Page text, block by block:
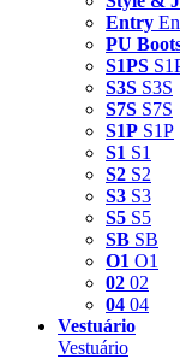
Entry
PU
S1PS
S3S S3S
S7S S7S
S1P S1P
S1 S1
S2 S2
S3 S3
S5 S5
SB SB
O1 O1
02 02
04 04
Vestuário
Vestuário